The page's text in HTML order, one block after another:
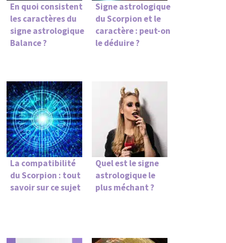
En quoi consistent
les caractères du
signe astrologique
Balance ?
Signe astrologique
du Scorpion et le
caractère : peut-on
le déduire ?
La compatibilité
du Scorpion : tout
savoir sur ce sujet
Quel est le signe
astrologique le
plus méchant ?